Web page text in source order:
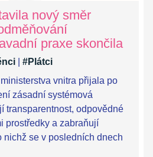
nový směr
praxe skončila
#Plátci
vnitra přijala po
zásadní systémová
transparentnost, odpovědné
prostředky a zabraňují
nichž se v posledních dnech